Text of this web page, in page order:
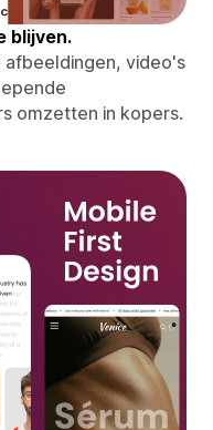
blijven.
afbeeldingen, video's
omzetten in kopers.